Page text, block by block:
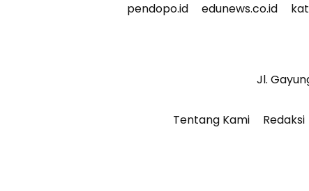
pendopo.id
edunews.co.id
Jl.
Tentang Kami
Redaksi